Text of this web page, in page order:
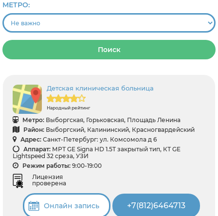
МЕТРО:
Поиск
Детская клиническая больница
Народный рейтинг
Метро: Выборгская, Горьковская, Площадь Ленина
Район: Выборгский, Калининский, Красногвардейский
Адрес: Санкт-Петербург: ул. Комсомола д 6
Аппарат: МРТ GE Signa HD 1.5T закрытый тип, КТ GE
Lightspeed 32 среза, УЗИ
Режим работы: 9:00-19:00
Лицензия
проверена
Онлайн запись +7(812)6464713